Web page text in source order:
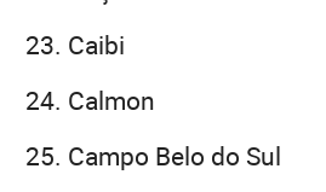
Caibi
Calmon
Campo Belo do Sul